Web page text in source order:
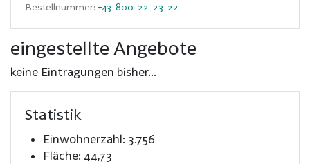
Bestellnummer: +43-800-22-23-22
eingestellte Angebote
keine Eintragungen bisher...
Statistik
Einwohnerzahl: 3.756
Fläche: 44,73